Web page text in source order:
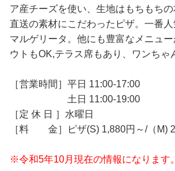
ア産チーズを使い、生地はもちもち
直送の素材にこだわったピザ。一番
マルゲリータ。他にも豊富なメニュ
ウトもOK,テラス席もあり、ワンちゃ
［営業時間］平日 11:00-17:00
土日 11:00-19:00
［定 休 日 ］水曜日
［料 金］ピザ(S) 1,880円～/（M)
※令和5年10月現在の情報になります。